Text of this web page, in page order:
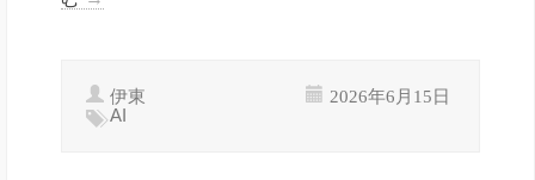
伊東 2026年6月15日
AI